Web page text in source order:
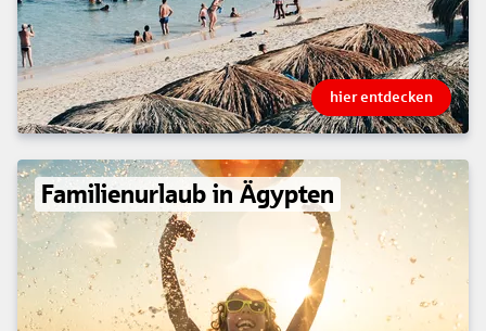
hier entdecken
Familienurlaub in Ägypten